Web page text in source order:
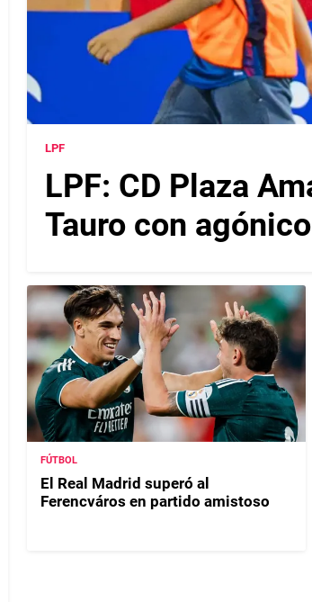
LPF
LPF: CD Plaza
Tauro con
FÚTBOL
El Real Madrid superó al
Ferencváros en partido amistoso